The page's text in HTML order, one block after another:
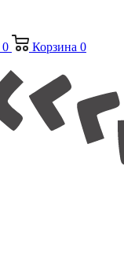
0 Корзина 0